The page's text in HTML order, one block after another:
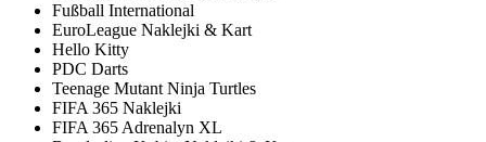
Fußball International
EuroLeague Naklejki & Kart
Hello Kitty
PDC Darts
Teenage Mutant Ninja Turtles
FIFA 365 Naklejki
FIFA 365 Adrenalyn XL